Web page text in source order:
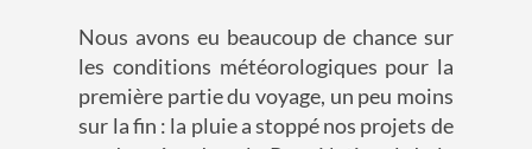
Nous avons eu beaucoup de chance sur
les conditions météorologiques pour la
première partie du voyage, un peu moins
sur la fin : la pluie a stoppé nos projets de